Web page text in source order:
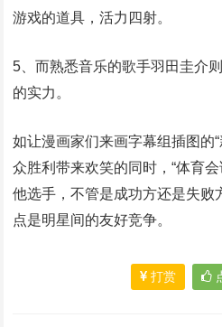
游戏的道具，活力四射。
5、而熟悉音乐的歌手羽田圭介
的实力。
如让漫画家们来画字幕组插图的
众胜利带来欢笑的同时，“体育
他选手，不管是成功方还是失败
点是明星间的友好竞争。
打赏